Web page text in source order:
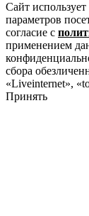
Сайт
параметров
согласие с
применением
сбора
«Liveinternet»,
Принять